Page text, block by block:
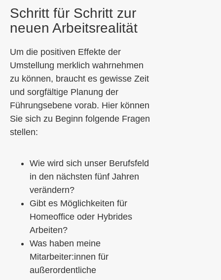
Schritt für Schritt zur
neuen Arbeitsrealität
Um die positiven Effekte der
Umstellung merklich wahrnehmen
zu können, braucht es gewisse Zeit
und sorgfältige Planung der
Führungsebene vorab. Hier können
Sie sich zu Beginn folgende Fragen
stellen:
Wie wird sich unser Berufsfeld
in den nächsten fünf Jahren
verändern?
Gibt es Möglichkeiten für
Homeoffice oder Hybrides
Arbeiten?
Was haben meine
Mitarbeiter:innen für
außerordentliche